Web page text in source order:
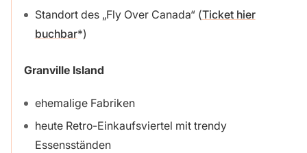
Standort des „Fly Over Canada“ (Ticket hier
buchbar )
Granville Island
ehemalige Fabriken
heute Retro-Einkaufsviertel mit trendy
Essensständen